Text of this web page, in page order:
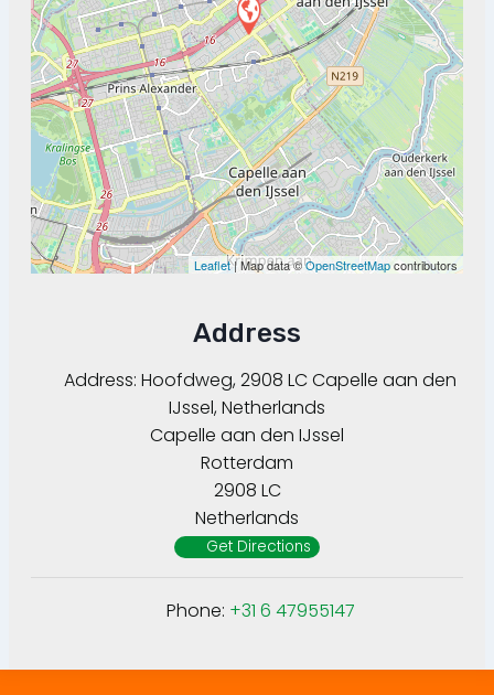
Leaflet| Map data ©OpenStreetMapcontributors
Address
Address: Hoofdweg, 2908 LC Capelle aan den
IJssel, Netherlands
Capelle aan den IJssel
Rotterdam
2908 LC
Netherlands
Get Directions
Phone: +31 6 47955147